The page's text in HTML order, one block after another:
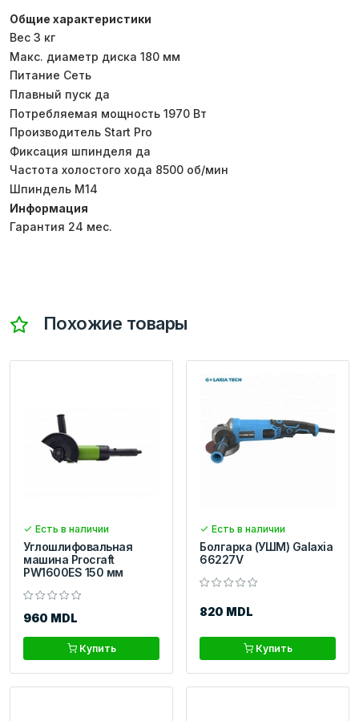
Общие характеристики
Вес 3 кг
Макс. диаметр диска 180 мм
Питание Сеть
Плавный пуск да
Потребляемая мощность 1970 Вт
Производитель Start Pro
Фиксация шпинделя да
Частота холостого хода 8500 об/мин
Шпиндель M14
Информация
Гарантия 24 мес.
Похожие товары
Есть в наличии
Углошлифовальная
машина Procraft
PW1600ЕS 150 мм
960 MDL
Купить
Есть в наличии
Болгарка (УШМ) Galaxia
66227V
820 MDL
Купить